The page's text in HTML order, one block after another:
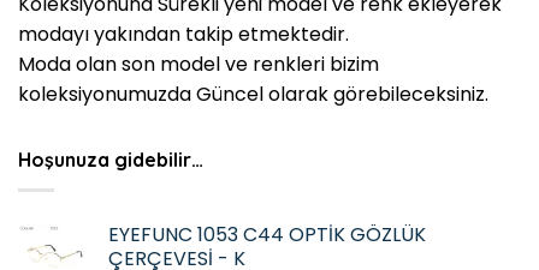
modayı yakından takip etmektedir.
Moda olan son model ve renkleri bizim
koleksiyonumuzda Güncel olarak görebileceksiniz.
Hoşunuza gidebilir…
EYEFUNC 1053 C44 OPTİK GÖZLÜK
ÇERÇEVESİ - K